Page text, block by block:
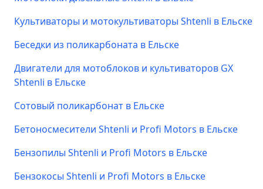
Культиваторы и мотокультиваторы Shtenli в Ельске
Беседки из поликарбоната в Ельске
Двигатели для мотоблоков и культиваторов GX
Shtenli в Ельске
Сотовый поликарбонат в Ельске
Бетоносмесители Shtenli и Profi Motors в Ельске
Бензопилы Shtenli и Profi Motors в Ельске
Бензокосы Shtenli и Profi Motors в Ельске